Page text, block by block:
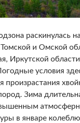
раскинулась
и Омской
Иркутской
условия
произрастания
Зима
в январе